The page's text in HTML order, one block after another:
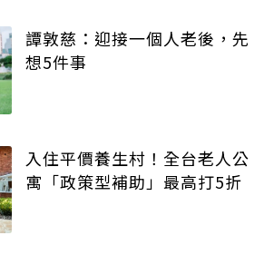
譚敦慈：迎接一個人老後，先
想5件事
入住平價養生村！全台老人公
寓「政策型補助」最高打5折